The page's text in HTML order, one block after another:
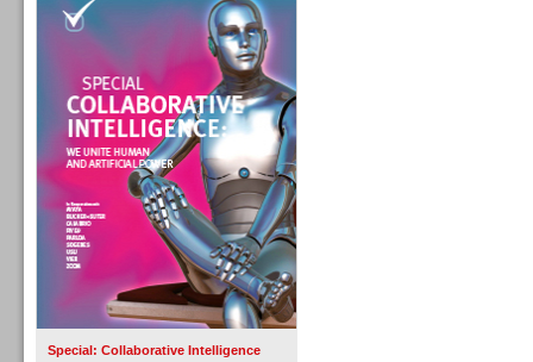
Special: Collaborative Intelligence
Personal
Inbound